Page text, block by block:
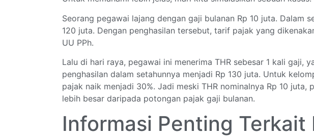
Seorang pegawai lajang dengan gaji bulanan Rp 10 juta. Dalam
120 juta. Dengan penghasilan tersebut, tarif pajak yang
UU PPh.
Lalu di hari raya, pegawai ini menerima THR sebesar 1 kali gaji,
penghasilan dalam setahunnya menjadi Rp 130 juta. Untuk
pajak naik menjadi 30%. Jadi meski THR nominalnya Rp 10 juta,
lebih besar daripada potongan pajak gaji bulanan.
Informasi Penting Terkait